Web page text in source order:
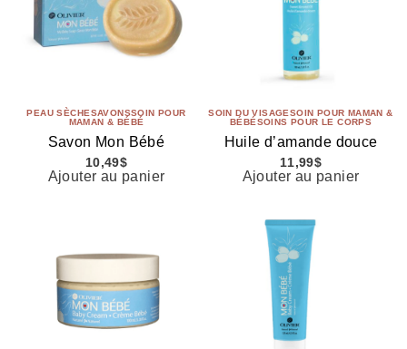
PEAU SÈCHESAVONSSOIN POUR
MAMAN & BÉBÉ
Savon Mon Bébé
10,49$
Ajouter au panier
SOIN DU VISAGESOIN POUR MAMAN &
BÉBÉSOINS POUR LE CORPS
Huile d’amande douce
11,99$
Ajouter au panier